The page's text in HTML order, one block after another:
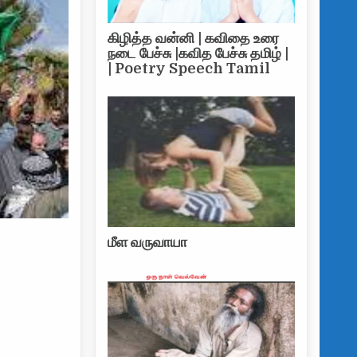
கிழித்த வன்னி | கவிதை உரை
நடை பேச்சு |கவித பேச்சு தமிழ் |
| Poetry Speech Tamil
மீள வருவாயா